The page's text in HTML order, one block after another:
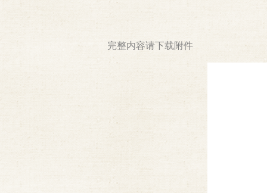
完整内容请下载附件